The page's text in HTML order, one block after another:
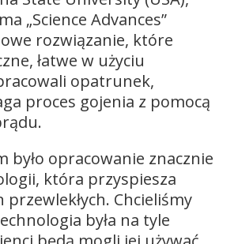
„Science Advances”
rozwiązanie, które
łatwe w użyciu
opatrunek,
proces gojenia z pomocą
było opracowanie znacznie
która przyspiesza
przewlekłych. Chcieliśmy
była na tyle